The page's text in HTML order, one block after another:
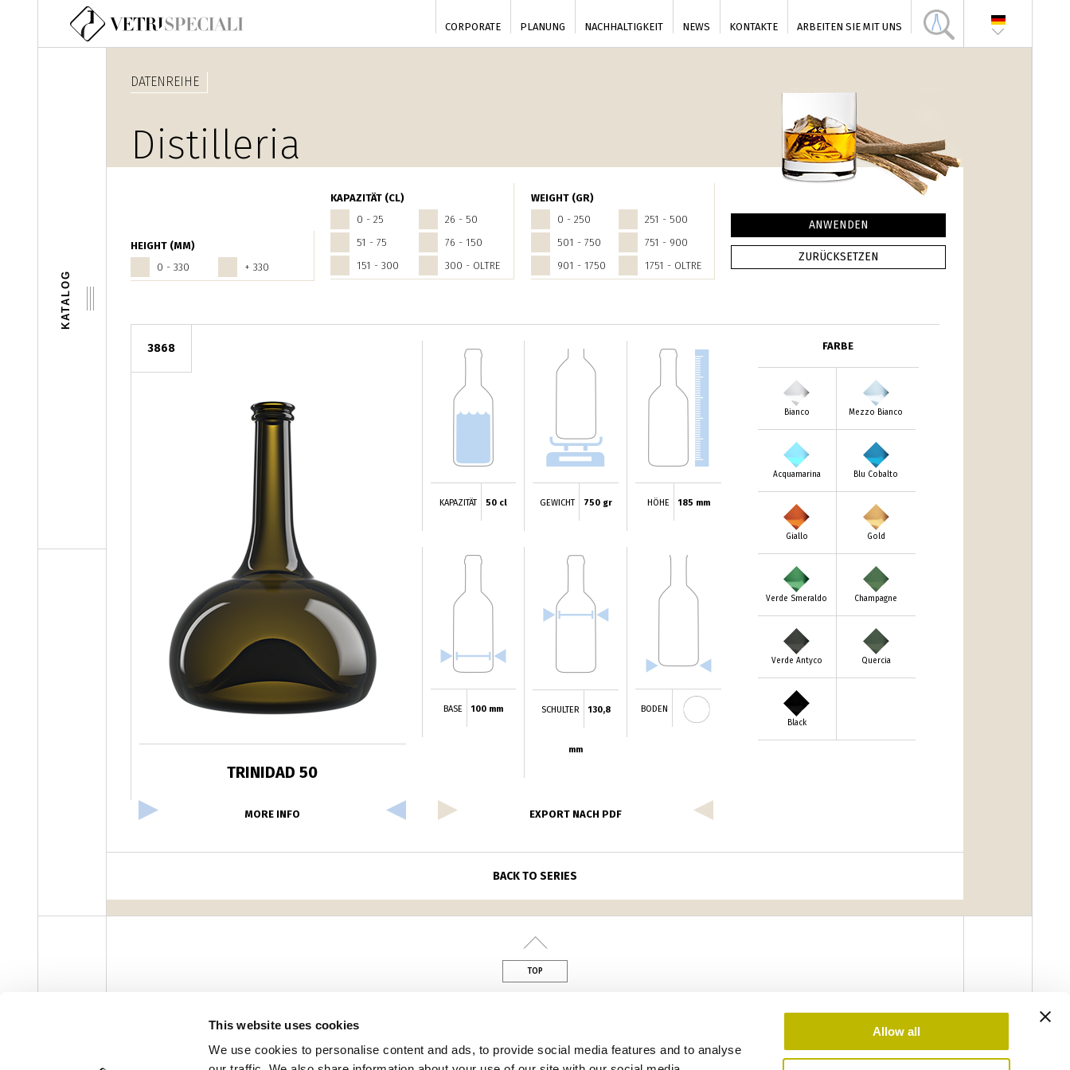
This website uses cookies
We use cookies to personalise content and ads, to provide social media features and to analyse
Allow all
Direkt zum Inhalt
CORPORATE PLANUNG NACHHALTIGKEIT NEWS KONTAKTE ARBEITEN SIE MIT UNS
KATALOG
HEIGHT (MM)
0 - 330
+ 330
KAPAZITÄT (CL)
0 - 25
26 - 50
51 - 75
76 - 150
151 - 300
300 - OLTRE
WEIGHT (GR)
0 - 250
251 - 500
501 - 750
751 - 900
901 - 1750
1751 - OLTRE
DATENREIHE
Distilleria
3868
TRINIDAD 50
KAPAZITÄT 50 cl GEWICHT 750 gr HÖHE 185 mm
BASE 100 mm SCHULTER 130,8
mm
BODEN
FARBE
Bianco Mezzo Bianco
Acquamarina Blu Cobalto
Giallo Gold
Verde Smeraldo Champagne
Verde Antyco Quercia
Black
MORE INFO EXPORT NACH PDF
BACK TO SERIES
TOP